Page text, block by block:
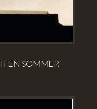
SOMMER